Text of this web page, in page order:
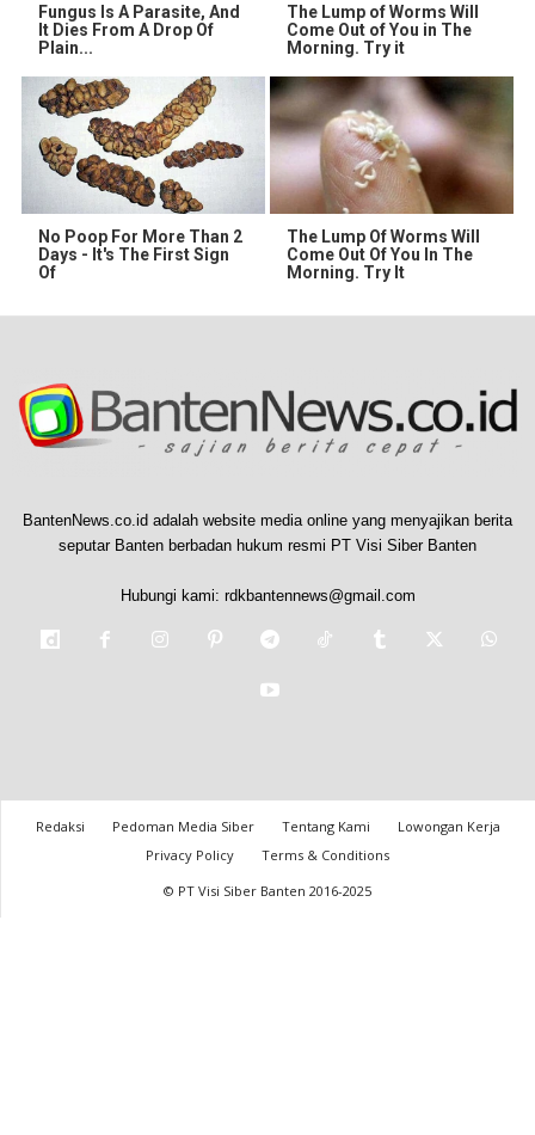
Fungus Is A Parasite, And
It Dies From A Drop Of
Plain...
The Lump of Worms Will
Come Out of You in The
Morning. Try it
No Poop For More Than 2
Days - It's The First Sign
Of
The Lump Of Worms Will
Come Out Of You In The
Morning. Try It
BantenNews.co.id adalah website media online yang menyajikan berita
seputar Banten berbadan hukum resmi PT Visi Siber Banten
Hubungi kami: rdkbantennews@gmail.com
Redaksi Pedoman Media Siber Tentang Kami
Lowongan Kerja
Privacy Policy
Terms & Conditions
© PT Visi Siber Banten 2016-2025